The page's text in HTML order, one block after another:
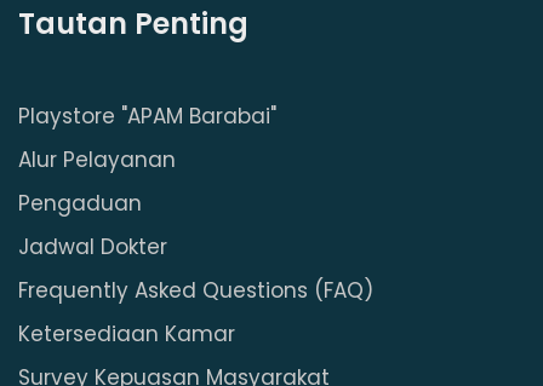
Tautan Penting
Playstore "APAM Barabai"
Alur Pelayanan
Pengaduan
Jadwal Dokter
Frequently Asked Questions (FAQ)
Ketersediaan Kamar
Survey Kepuasan Masyarakat